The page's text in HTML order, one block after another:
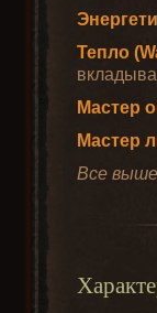
Тепло
Мастер
Мастер
Все